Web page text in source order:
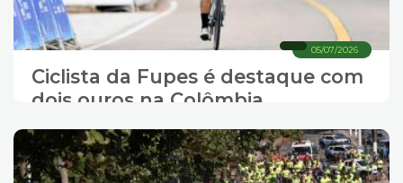
05/07/2026
Ciclista da Fupes é destaque com
dois ouros na Colômbia